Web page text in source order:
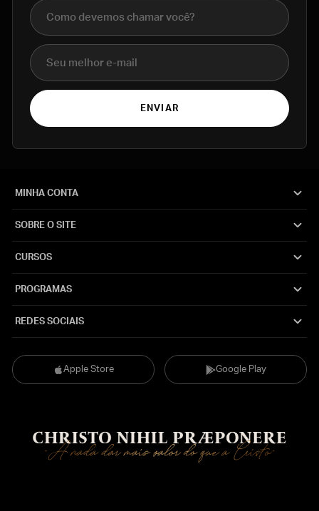
Nome completo
E-mail
ENVIAR
Apple Store Google Play
MINHA CONTA
SOBRE O SITE
CURSOS
PROGRAMAS
REDES SOCIAIS